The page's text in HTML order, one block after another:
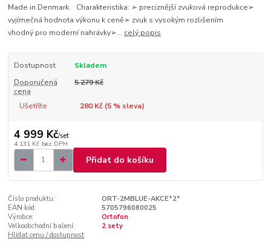
Made in Denmark. Charakteristika: ➢ preciznější zvuková reprodukce➢
vyjímečná hodnota výkonu k ceně➢ zvuk s vysokým rozlišením
vhodný pro moderní nahrávky➢... celý popis
Dostupnost
Skladem
Doporučená
cena
5 279 Kč
Ušetříte 280 Kč (5% sleva)
4 999 Kč/set
4 131 Kč bez DPH
Přidat do košíku
Číslo produktu:
ORT-2MBLUE-AKCE*2*
EAN kód:
5705796080025
Výrobce:
Ortofon
Velkoobchodní balení:
2 sety
Hlídat cenu / dostupnost